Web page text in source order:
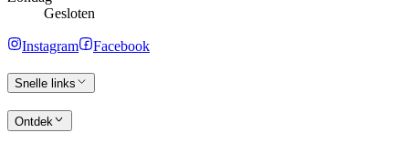
Gesloten
Instagram Facebook
Snelle links
Ontdek